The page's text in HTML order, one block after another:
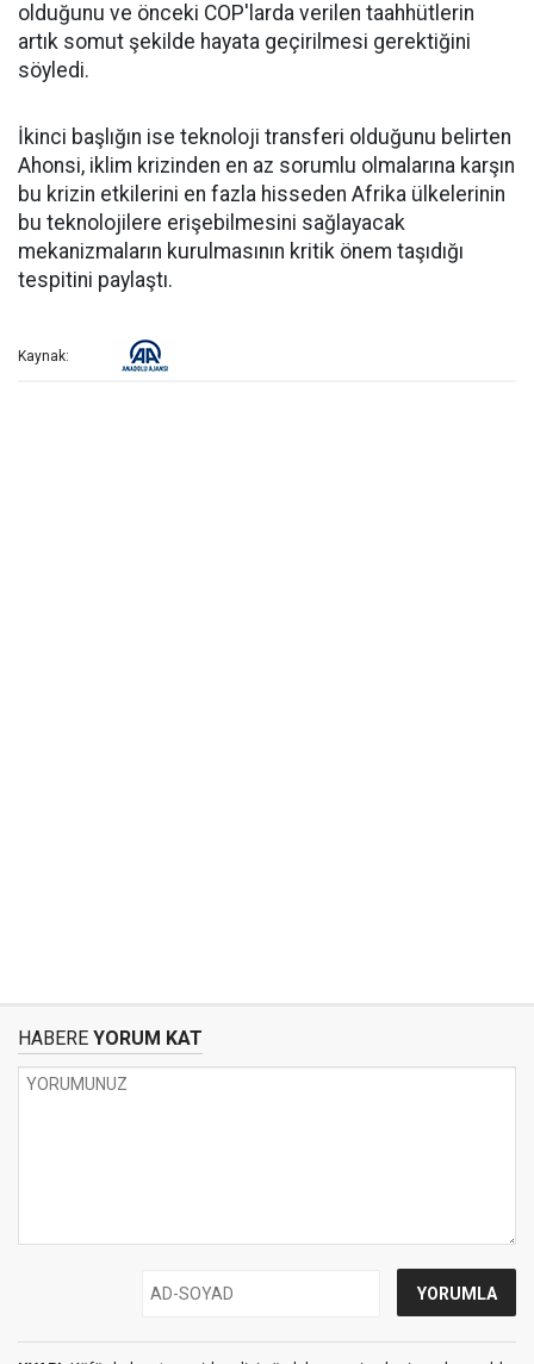
olduğunu ve önceki COP'larda verilen taahhütlerin
artık somut şekilde hayata geçirilmesi gerektiğini
söyledi.
İkinci başlığın ise teknoloji transferi olduğunu belirten
Ahonsi, iklim krizinden en az sorumlu olmalarına karşın
bu krizin etkilerini en fazla hisseden Afrika ülkelerinin
bu teknolojilere erişebilmesini sağlayacak
mekanizmaların kurulmasının kritik önem taşıdığı
tespitini paylaştı.
Kaynak:
HABERE YORUM KAT